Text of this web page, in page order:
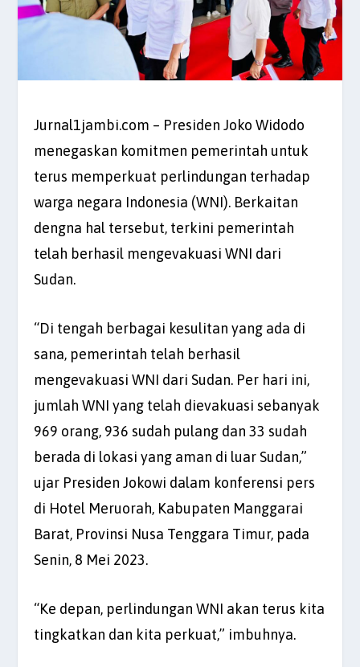
Jurnal1jambi.com – Presiden Joko Widodo
menegaskan komitmen pemerintah untuk
terus memperkuat perlindungan terhadap
warga negara Indonesia (WNI). Berkaitan
dengna hal tersebut, terkini pemerintah
telah berhasil mengevakuasi WNI dari
Sudan.
“Di tengah berbagai kesulitan yang ada di
sana, pemerintah telah berhasil
mengevakuasi WNI dari Sudan. Per hari ini,
jumlah WNI yang telah dievakuasi sebanyak
969 orang, 936 sudah pulang dan 33 sudah
berada di lokasi yang aman di luar Sudan,”
ujar Presiden Jokowi dalam konferensi pers
di Hotel Meruorah, Kabupaten Manggarai
Barat, Provinsi Nusa Tenggara Timur, pada
Senin, 8 Mei 2023.
“Ke depan, perlindungan WNI akan terus kita
tingkatkan dan kita perkuat,” imbuhnya.